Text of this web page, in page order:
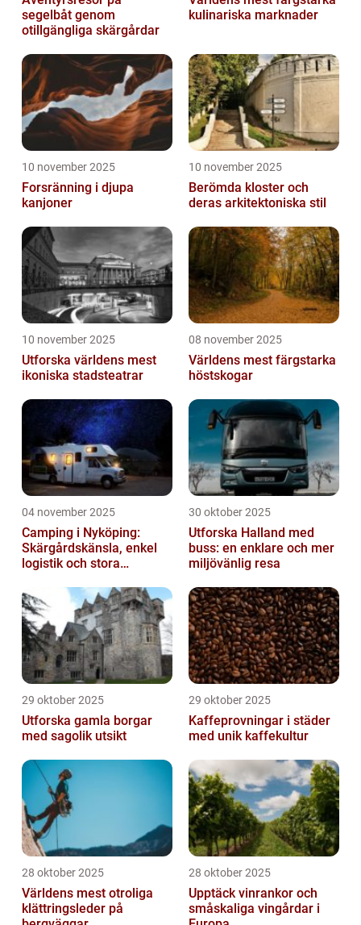
segelbåt genom
otillgängliga skärgårdar
kulinariska marknader
10 november 2025
Forsränning i djupa
kanjoner
10 november 2025
Berömda kloster och
deras arkitektoniska stil
10 november 2025
Utforska världens mest
ikoniska stadsteatrar
08 november 2025
Världens mest färgstarka
höstskogar
04 november 2025
Camping i Nyköping:
Skärgårdskänsla, enkel
logistik och stora
30 oktober 2025
Utforska Halland med
buss: en enklare och mer
miljövänlig resa
29 oktober 2025
Utforska gamla borgar
med sagolik utsikt
29 oktober 2025
Kaffeprovningar i städer
med unik kaffekultur
28 oktober 2025
Världens mest otroliga
klättringsleder på
28 oktober 2025
Upptäck vinrankor och
småskaliga vingårdar i